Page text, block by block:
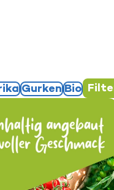
GurkenBio
bauen wir einen